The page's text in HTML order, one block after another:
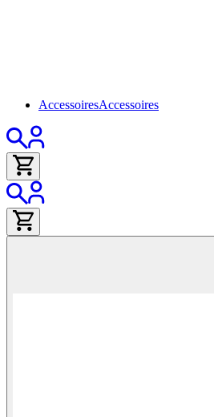
AccessoiresAccessoires